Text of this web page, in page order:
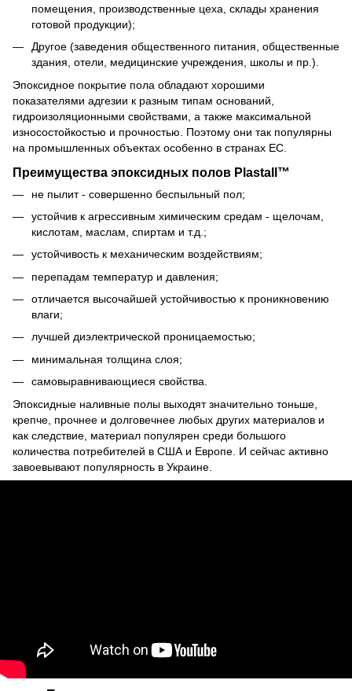
помещения, производственные цеха, склады хранения
готовой продукции);
Другое (заведения общественного питания, общественные
здания, отели, медицинские учреждения, школы и пр.).
Эпоксидное покрытие пола обладают хорошими
показателями адгезии к разным типам оснований,
гидроизоляционными свойствами, а также максимальной
износостойкостью и прочностью. Поэтому они так популярны
на промышленных объектах особенно в странах ЕС.
Преимущества эпоксидных полов Plastall™
не пылит - совершенно беспыльный пол;
устойчив к агрессивным химическим средам - щелочам,
кислотам, маслам, спиртам и т.д.;
устойчивость к механическим воздействиям;
перепадам температур и давления;
отличается высочайшей устойчивостью к проникновению
влаги;
лучшей диэлектрической проницаемостью;
минимальная толщина слоя;
самовыравнивающиеся свойства.
Эпоксидные наливные полы выходят значительно тоньше,
крепче, прочнее и долговечнее любых других материалов и
как следствие, материал популярен среди большого
количества потребителей в США и Европе. И сейчас активно
завоевывают популярность в Украине.